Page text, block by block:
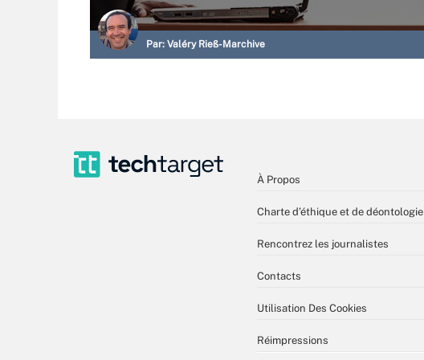
Par: Valéry Rieß-Marchive
À Propos
Charte d’éthique et de déontologie
Rencontrez les journalistes
Contacts
Utilisation Des Cookies
Réimpressions